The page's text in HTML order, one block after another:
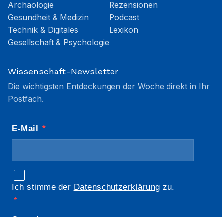
Archäologie
Gesundheit & Medizin
Technik & Digitales
Gesellschaft & Psychologie
Rezensionen
Podcast
Lexikon
Wissenschaft-Newsletter
Die wichtigsten Entdeckungen der Woche direkt in Ihr
Postfach.